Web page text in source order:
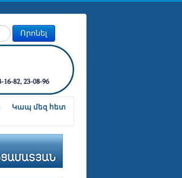
Որոնել
Կապ մեզ հետ